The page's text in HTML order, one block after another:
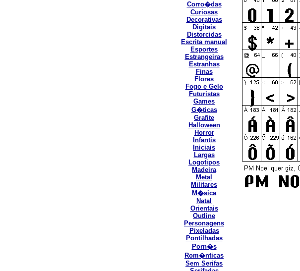
Corro�das
Curiosas
Decorativas
Digitais
Distorcidas
Escrita manual
Esportes
Estrangeiras
Estranhas
Finas
Flores
Fogo e Gelo
Futuristas
Games
G�ticas
Grafite
Halloween
Horror
Infantis
Iniciais
Largas
Logotipos
Madeira
Metal
Militares
M�sica
Natal
Orientais
Outline
Personagens
Pixeladas
Pontilhadas
Porn�s
Rom�nticas
Sem Serifas